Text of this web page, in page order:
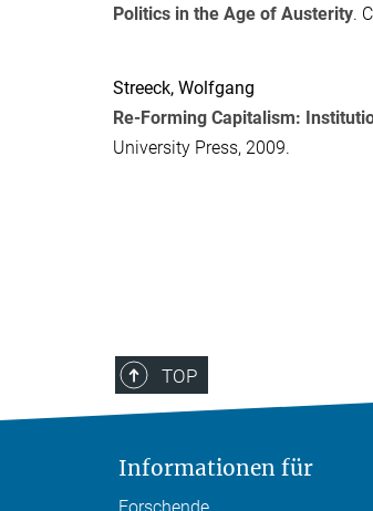
Politics in the Age of Austerity.
Streeck, Wolfgang
Re-Forming Capitalism:
University Press, 2009.
TOP
Informationen für